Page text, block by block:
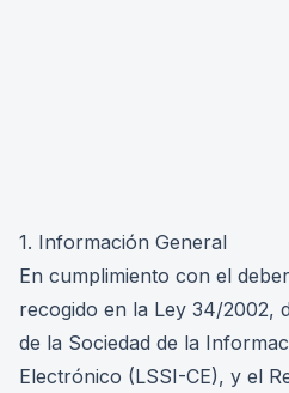
1. Información General
En cumplimiento con el
recogido en la Ley 34/2002,
de la Sociedad de la
Electrónico (LSSI-CE), y el